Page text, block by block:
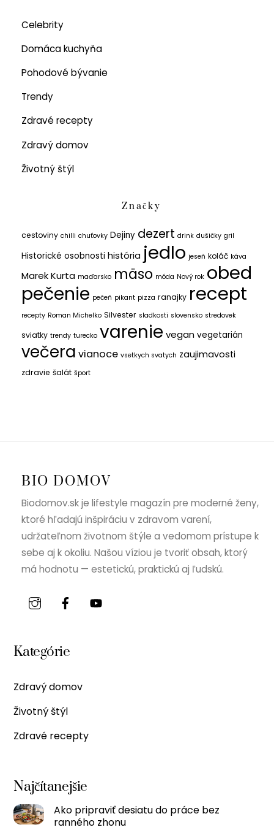
Celebrity
Domáca kuchyňa
Pohodové bývanie
Trendy
Zdravé recepty
Zdravý domov
Životný štýl
Značky
cestoviny chilli chuťovky Dejiny dezert drink dušičky gril
Historické osobnosti história jedlo jeseň koláč káva
Marek Kurta maďarsko mäso móda Nový rok obed
pečenie pečeň pikant pizza ranajky recept
recepty Roman Michelko Silvester sladkosti slovensko stredovek
sviatky trendy turecko varenie vegan vegetarián
večera vianoce vsetkych svatych zaujimavosti
zdravie šalát šport
BIO DOMOV
Biodomov.sk je lifestyle magazín pre moderné ženy,
ktoré hľadajú inšpiráciu v zdravom varení,
udržateľnom životnom štýle a vedomom prístupe k
sebe aj k okoliu. Našou víziou je tvoriť obsah, ktorý
má hodnotu — estetickú, praktickú aj ľudskú.
Kategórie
Zdravý domov
Životný štýl
Zdravé recepty
Najčítanejšie
Ako pripraviť desiatu do práce bez
ranného zhonu